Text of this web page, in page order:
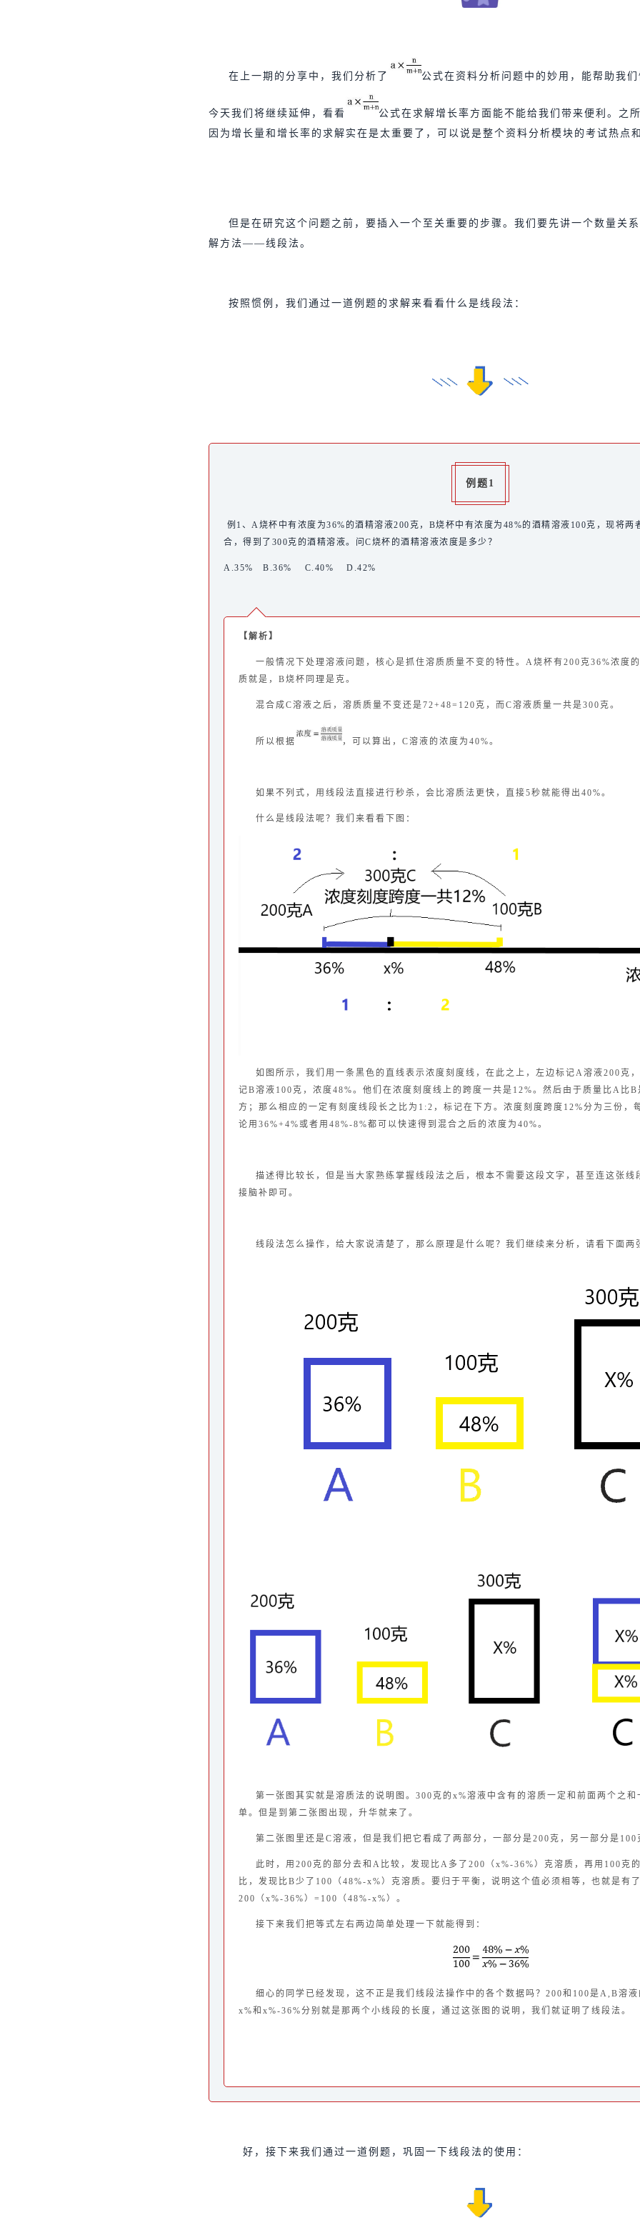
在上一期的分享中，我们分析了 公式在资料分析问题中的妙用，能帮助我们
今天我们将继续延伸，看看 公式在求解增长率方面能不能给我们带来便利。 之
因为增长量和增长率的求解实在是太重要了，可以说是整个资料分析模块的考试热点
但是在研究这个问题之前，要插入一个至关重要的步骤。我们要先讲一个数量关
解方法——线段法。
按照惯例，我们通过一道例题的求解来看看什么是线段法：
例题1
例1、A烧杯中有浓度为36%的酒精溶液200克，B烧杯中有浓度为48%的酒精溶液100克，现将两
合，得到了300克的酒精溶液。问C烧杯的酒精溶液浓度是多少？
A.35% B.36% C.40% D.42%
【解析】
一般情况下处理溶液问题，核心是抓住溶质质量不变的特性。A烧杯有200克36%浓度
质就是，B烧杯同理是克。
混合成C溶液之后，溶质质量不变还是72+48=120克，而C溶液质量一共是300克。
所以根据 ，可以算出，C溶液的浓度为40%。
如果不列式，用线段法直接进行秒杀，会比溶质法更快，直接5秒就能得出40%。
什么是线段法呢？我们来看看下图：
如图所示，我们用一条黑色的直线表示浓度刻度线，在此之上，左边标记A溶液200克
记B溶液100克，浓度48%。他们在浓度刻度线上的跨度一共是12%。然后由于质量比A比B
方；那么相应的一定有刻度线段长之比为1:2，标记在下方。浓度刻度跨度12%分为三份，
论用36%+4%或者用48%-8%都可以快速得到混合之后的浓度为40%。
描述得比较长，但是当大家熟练掌握线段法之后，根本不需要这段文字，甚至连这张线
接脑补即可。
线段法怎么操作，给大家说清楚了，那么原理是什么呢？我们继续来分析，请看下面两
第一张图其实就是溶质法的说明图。300克的x%溶液中含有的溶质一定和前面两个之和
单。但是到第二张图出现，升华就来了。
第二张图里还是C溶液，但是我们把它看成了两部分，一部分是200克，另一部分是100
此时，用200克的部分去和A比较，发现比A多了200（x%-36%）克溶质，再用100克
比，发现比B少了100（48%-x%）克溶质。要归于平衡，说明这个值必须相等，也就是有了
200（x%-36%）=100（48%-x%）。
接下来我们把等式左右两边简单处理一下就能得到：
细心的同学已经发现，这不正是我们线段法操作中的各个数据吗？200和100是A,B溶
x%和x%-36%分别就是那两个小线段的长度，通过这张图的说明，我们就证明了线段法。
好，接下来我们通过一道例题，巩固一下线段法的使用：